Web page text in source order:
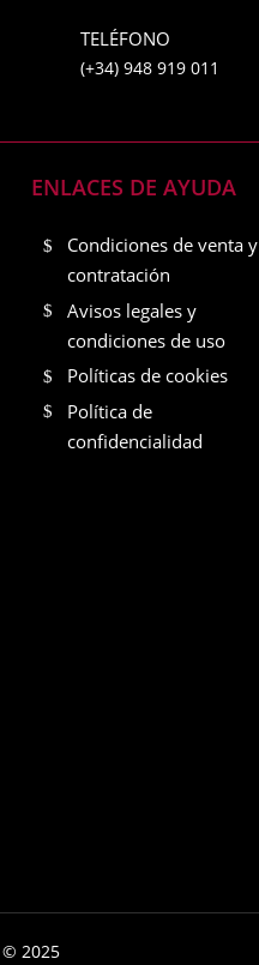
TELÉFONO
(+34) 948 919 011
ENLACES DE AYUDA
Condiciones de venta y
contratación
Avisos legales y
condiciones de uso
Políticas de cookies
Política de
confidencialidad
© 2025